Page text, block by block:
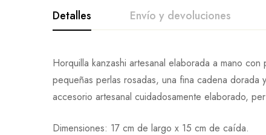
Detalles Envío y devoluciones
Horquilla kanzashi artesanal elaborada a mano
pequeñas perlas rosadas, una fina cadena
accesorio artesanal cuidadosamente elaborado,
Dimensiones: 17 cm de largo x 15 cm de caída.